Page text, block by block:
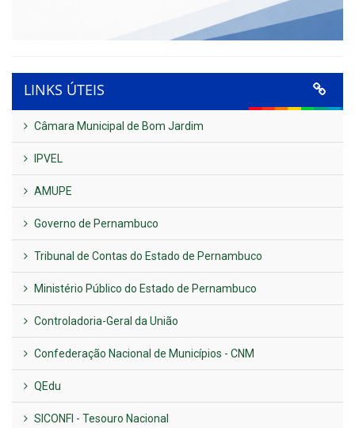
LINKS ÚTEIS
Câmara Municipal de Bom Jardim
IPVEL
AMUPE
Governo de Pernambuco
Tribunal de Contas do Estado de Pernambuco
Ministério Público do Estado de Pernambuco
Controladoria-Geral da União
Confederação Nacional de Municípios - CNM
QEdu
SICONFI - Tesouro Nacional